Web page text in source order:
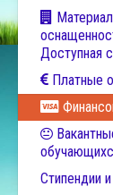
Доступная
Платные
Стипендии